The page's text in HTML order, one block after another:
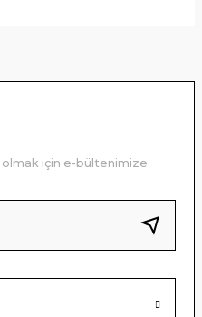
görüntülenemiyor.
pahalı.
olmalı.
için e-bültenimize